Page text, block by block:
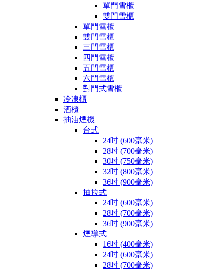
單門雪櫃
雙門雪櫃
單門雪櫃
雙門雪櫃
三門雪櫃
四門雪櫃
五門雪櫃
六門雪櫃
對門式雪櫃
冷凍櫃
酒櫃
抽油煙機
台式
24吋 (600毫米)
28吋 (700毫米)
30吋 (750毫米)
32吋 (800毫米)
36吋 (900毫米)
抽拉式
24吋 (600毫米)
28吋 (700毫米)
36吋 (900毫米)
煙導式
16吋 (400毫米)
24吋 (600毫米)
28吋 (700毫米)